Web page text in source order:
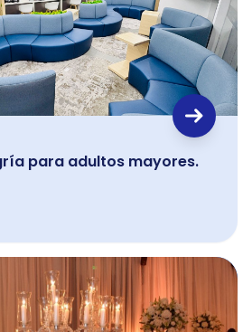
para adultos mayores.